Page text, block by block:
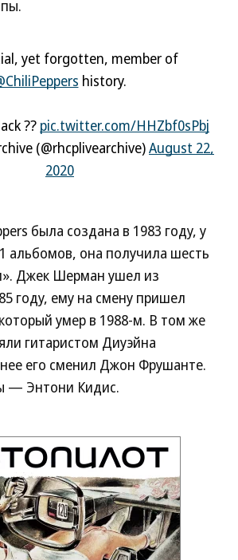
yet forgotten, member of
history.
?? pic.twitter.com/HHZbf0sPbj
(@rhcplivearchive)August 22,
2020
была создана в 1983 году, у
альбомов, она получила шесть
Джек Шерман ушел из
году, ему на смену пришел
умер в 1988-м. В том же
гитаристом Диуэйна
его сменил Джон Фрушанте.
— Энтони Кидис.